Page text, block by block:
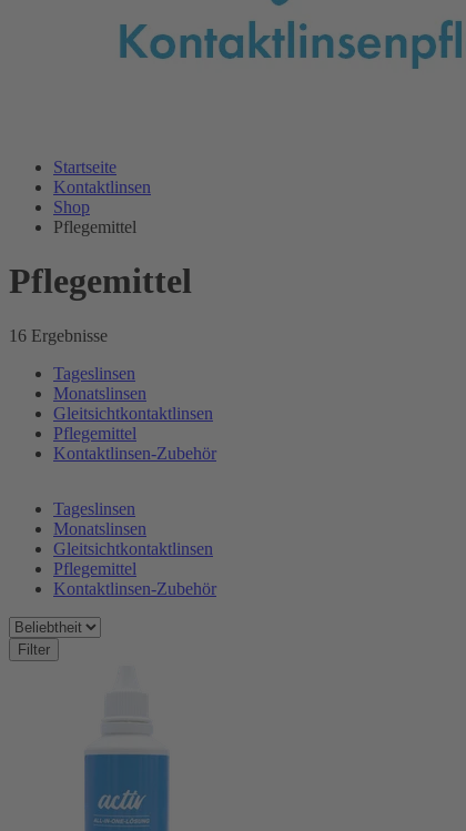
Startseite
Kontaktlinsen
Shop
Pflegemittel
Pflegemittel
16 Ergebnisse
Tageslinsen
Monatslinsen
Gleitsichtkontaktlinsen
Pflegemittel
Kontaktlinsen-Zubehör
Tageslinsen
Monatslinsen
Gleitsichtkontaktlinsen
Pflegemittel
Kontaktlinsen-Zubehör
Filter